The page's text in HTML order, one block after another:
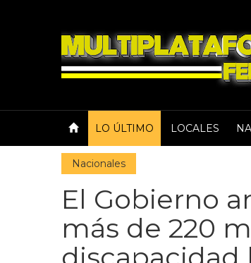
LO ÚLTIMO LOCALES
Nacionales
El Gobierno
más de 220